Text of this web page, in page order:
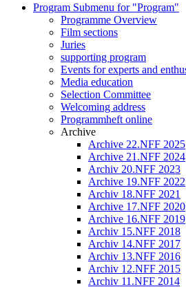
Program Submenu for "Program"
Programme Overview
Film sections
Juries
supporting program
Events for experts and
Media education
Selection Committee
Welcoming address
Programmheft online
Archive
Archive 22.NFF 2025
Archive 21.NFF 2024
Archiv 20.NFF 2023
Archive 19.NFF 2022
Archiv 18.NFF 2021
Archive 17.NFF 2020
Archive 16.NFF 2019
Archiv 15.NFF 2018
Archiv 14.NFF 2017
Archiv 13.NFF 2016
Archiv 12.NFF 2015
Archiv 11.NFF 2014